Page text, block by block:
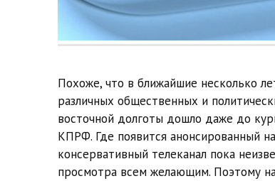
Похоже, что в ближайшие несколько
различных общественных и
восточной долготы дошло даже до
КПРФ. Где появится анонсированный
консервативный телеканал пока
просмотра всем желающим. Поэтому